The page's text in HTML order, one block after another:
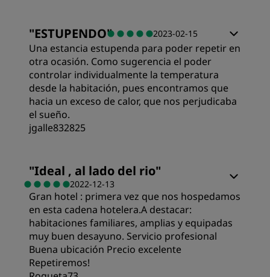
Calidad/precio
Calidad del sueño
Ubicación
Limpieza
Servicio
"ESTUPENDO" 2023-02-15
Una estancia estupenda para poder repetir en
otra ocasión. Como sugerencia el poder
controlar individualmente la temperatura
desde la habitación, pues encontramos que
hacia un exceso de calor, que nos perjudicaba
el sueño.
jgalle832825
Calidad/precio
Calidad del sueño
Ubicación
"Ideal , al lado del rio"
2022-12-13
Gran hotel : primera vez que nos hospedamos
en esta cadena hotelera.A destacar:
habitaciones familiares, amplias y equipadas
muy buen desayuno. Servicio profesional
Buena ubicación Precio excelente
Repetiremos!